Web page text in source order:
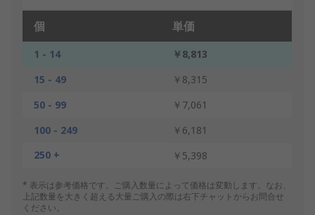
個 単価
1 - 14
￥8,813
15 - 49
￥8,315
50 - 99
￥7,061
100 - 249
￥6,181
250 +
￥5,398
* 表示は参考価格です。ご購入数量によって価格は変動します。なお、
上記数量を大きく超える大量ご購入の際は右下チャットからお問合せ
ください。